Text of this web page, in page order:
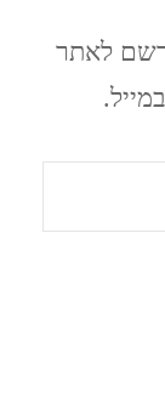
לאתר